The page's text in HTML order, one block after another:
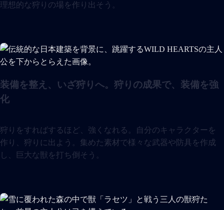
理想的な狩りの場を作り出そう。
装備を整え、いざ狩りへ。狩りの成果で、装備を強
化
狩りをすればするほど、強くなれる。自分のキャラクターを
作り、狩りに出よう。集めた素材で様々な武器や防具を作成
し、巨大な獣を打ち倒そう。